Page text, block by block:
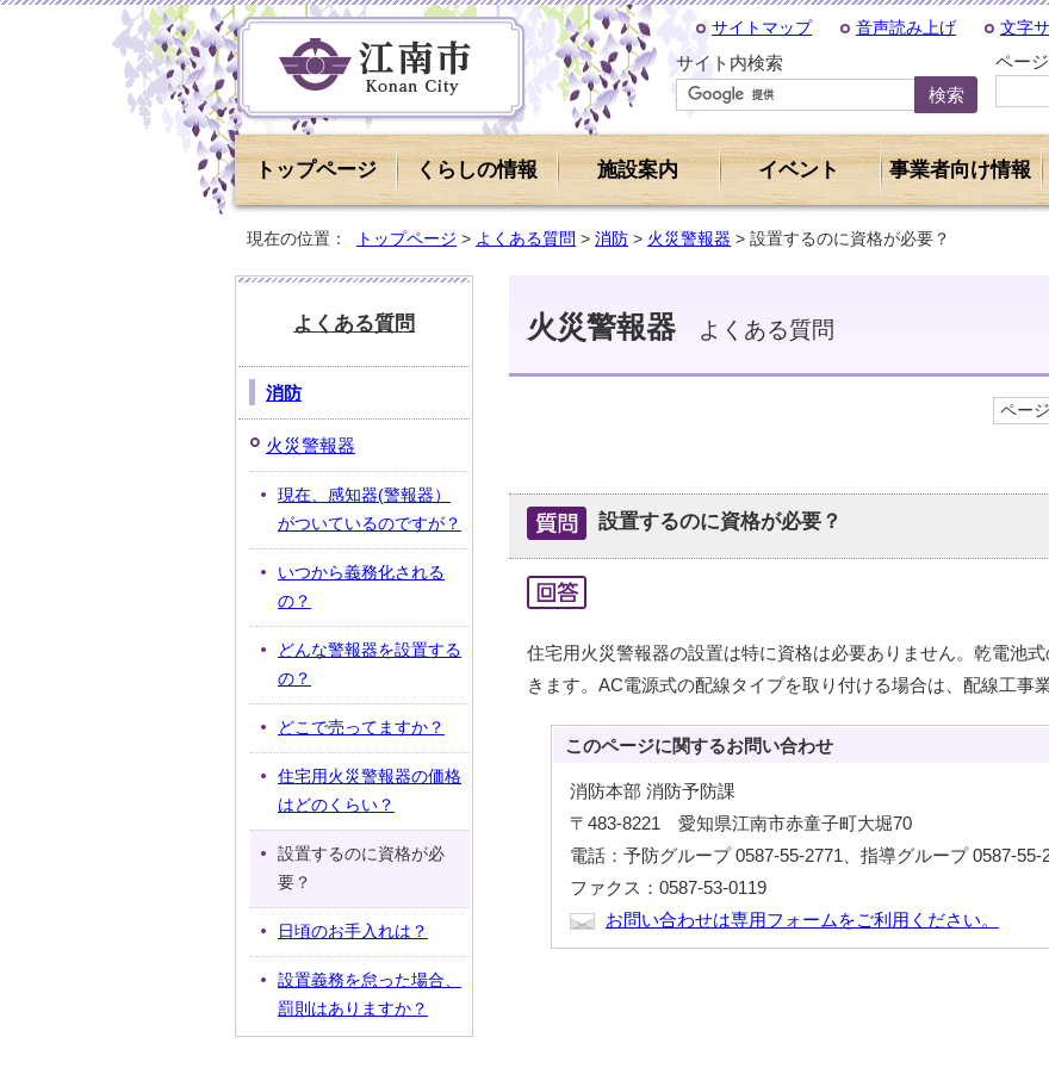
サイトマップ 音声読み上げ 文字
サイト内検索 ペー
トップページ くらしの情報 施設案内 イベント 事業者向け情報
現在の位置： トップページ > よくある質問 > 消防 > 火災警報器 > 設置するのに資格が必要？
火災警報器 よくある質問
ペー
設置するのに資格が必要？
住宅用火災警報器の設置は特に資格は必要ありません。乾電池
きます。AC電源式の配線タイプを取り付ける場合は、配線工事
このページに関するお問い合わせ
消防本部 消防予防課
〒483-8221 愛知県江南市赤童子町大堀70
電話：予防グループ 0587-55-2771、指導グループ 0587-55-
ファクス：0587-53-0119
お問い合わせは専用フォームをご利用ください。
よくある質問
消防
火災警報器
現在、感知器(警報器）
がついているのですが？
いつから義務化される
の？
どんな警報器を設置する
の？
どこで売ってますか？
住宅用火災警報器の価格
はどのくらい？
設置するのに資格が必
要？
日頃のお手入れは？
設置義務を怠った場合、
罰則はありますか？